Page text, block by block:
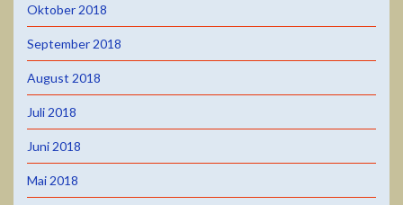
Oktober 2018
September 2018
August 2018
Juli 2018
Juni 2018
Mai 2018